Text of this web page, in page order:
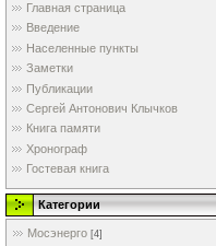
Главная страница
Введение
Населенные пункты
Заметки
Публикации
Сергей Антонович Клычков
Книга памяти
Хронограф
Гостевая книга
Категории
Мосэнерго [4]